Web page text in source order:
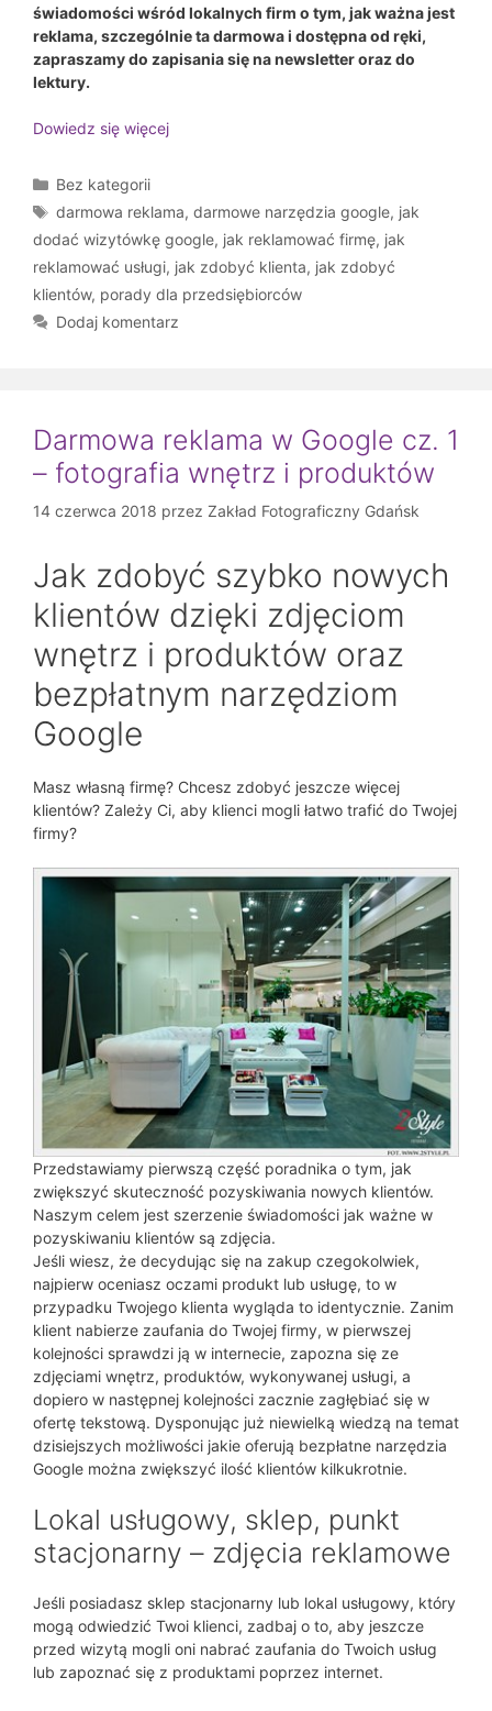
świadomości wśród lokalnych firm o tym, jak ważna jest
reklama, szczególnie ta darmowa i dostępna od ręki,
zapraszamy do zapisania się na newsletter oraz do
lektury.
Dowiedz się więcej
Kategorie
Bez kategorii
Tagi
darmowa reklama,darmowe narzędzia google, jak
dodać wizytówkę google, jak reklamować firmę, jak
reklamować usługi, jak zdobyć klienta, jak zdobyć
klientów, porady dla przedsiębiorców
Dodaj komentarz
Darmowa reklama w Google cz. 1
– fotografia wnętrz i produktów
14 czerwca 2018 przez Zakład Fotograficzny Gdańsk
Jak zdobyć szybko nowych
klientów dzięki zdjęciom
wnętrz i produktów oraz
bezpłatnym narzędziom
Google
Masz własną firmę? Chcesz zdobyć jeszcze więcej
klientów? Zależy Ci, aby klienci mogli łatwo trafić do Twojej
firmy?
Przedstawiamy pierwszą część poradnika o tym, jak
zwiększyć skuteczność pozyskiwania nowych klientów.
Naszym celem jest szerzenie świadomości jak ważne w
pozyskiwaniu klientów są zdjęcia.
Jeśli wiesz, że decydując się na zakup czegokolwiek,
najpierw oceniasz oczami produkt lub usługę, to w
przypadku Twojego klienta wygląda to identycznie. Zanim
klient nabierze zaufania do Twojej firmy, w pierwszej
kolejności sprawdzi ją w internecie, zapozna się ze
zdjęciami wnętrz, produktów, wykonywanej usługi, a
dopiero w następnej kolejności zacznie zagłębiać się w
ofertę tekstową. Dysponując już niewielką wiedzą na temat
dzisiejszych możliwości jakie oferują bezpłatne narzędzia
Google można zwiększyć ilość klientów kilkukrotnie.
Lokal usługowy, sklep, punkt
stacjonarny – zdjęcia reklamowe
Jeśli posiadasz sklep stacjonarny lub lokal usługowy, który
mogą odwiedzić Twoi klienci, zadbaj o to, aby jeszcze
przed wizytą mogli oni nabrać zaufania do Twoich usług
lub zapoznać się z produktami poprzez internet.